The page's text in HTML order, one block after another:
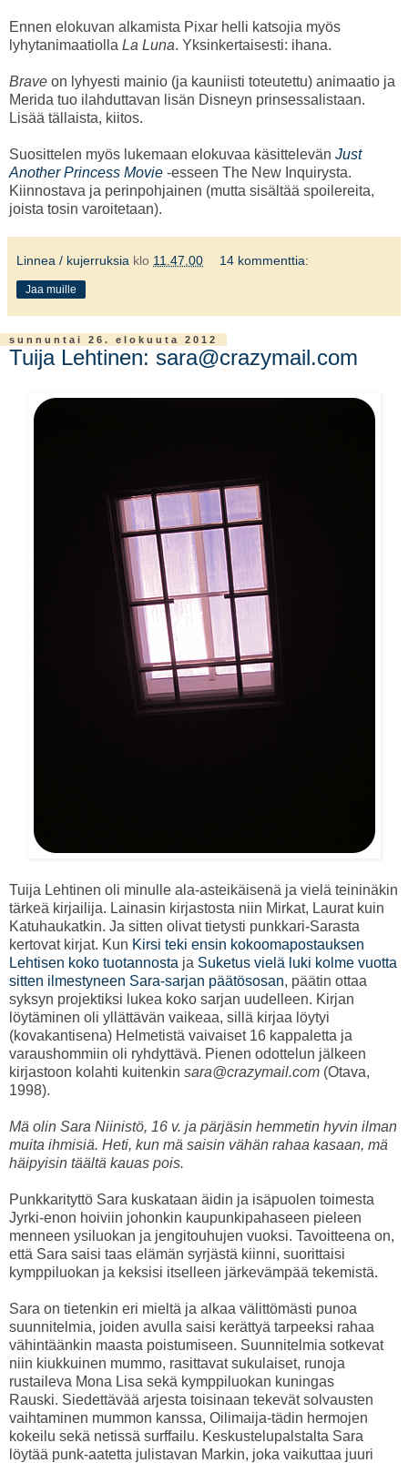
Ennen elokuvan alkamista Pixar helli katsojia myös
lyhytanimaatiolla La Luna. Yksinkertaisesti: ihana.
Brave on lyhyesti mainio (ja kauniisti toteutettu) animaatio ja
Merida tuo ilahduttavan lisän Disneyn prinsessalistaan.
Lisää tällaista, kiitos.
Suosittelen myös lukemaan elokuvaa käsittelevän Just
Another Princess Movie -esseen The New Inquirysta.
Kiinnostava ja perinpohjainen (mutta sisältää spoilereita,
joista tosin varoitetaan).
Linnea / kujerruksia klo 11.47.00 14 kommenttia:
Jaa muille
sunnuntai 26. elokuuta 2012
Tuija Lehtinen: sara@crazymail.com
Tuija Lehtinen oli minulle ala-asteikäisenä ja vielä teininäkin
tärkeä kirjailija. Lainasin kirjastosta niin Mirkat, Laurat kuin
Katuhaukatkin. Ja sitten olivat tietysti punkkari-Sarasta
kertovat kirjat. Kun Kirsi teki ensin kokoomapostauksen
Lehtisen koko tuotannosta ja Suketus vielä luki kolme vuotta
sitten ilmestyneen Sara-sarjan päätösosan, päätin ottaa
syksyn projektiksi lukea koko sarjan uudelleen. Kirjan
löytäminen oli yllättävän vaikeaa, sillä kirjaa löytyi
(kovakantisena) Helmetistä vaivaiset 16 kappaletta ja
varaushommiin oli ryhdyttävä. Pienen odottelun jälkeen
kirjastoon kolahti kuitenkin sara@crazymail.com (Otava,
1998).
Mä olin Sara Niinistö, 16 v. ja pärjäsin hemmetin hyvin ilman
muita ihmisiä. Heti, kun mä saisin vähän rahaa kasaan, mä
häipyisin täältä kauas pois.
Punkkarityttö Sara kuskataan äidin ja isäpuolen toimesta
Jyrki-enon hoiviin johonkin kaupunkipahaseen pieleen
menneen ysiluokan ja jengitouhujen vuoksi. Tavoitteena on,
että Sara saisi taas elämän syrjästä kiinni, suorittaisi
kymppiluokan ja keksisi itselleen järkevämpää tekemistä.
Sara on tietenkin eri mieltä ja alkaa välittömästi punoa
suunnitelmia, joiden avulla saisi kerättyä tarpeeksi rahaa
vähintäänkin maasta poistumiseen. Suunnitelmia sotkevat
niin kiukkuinen mummo, rasittavat sukulaiset, runoja
rustaileva Mona Lisa sekä kymppiluokan kuningas
Rauski. Siedettävää arjesta toisinaan tekevät solvausten
vaihtaminen mummon kanssa, Oilimaija-tädin hermojen
kokeilu sekä netissä surffailu. Keskustelupalstalta Sara
löytää punk-aatetta julistavan Markin, joka vaikuttaa juuri